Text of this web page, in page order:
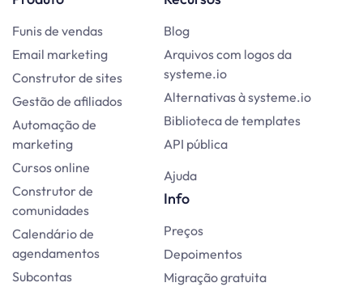
Funis de vendas
Email marketing
Construtor de sites
Gestão de afiliados
Automação de
marketing
Cursos online
Construtor de
comunidades
Calendário de
agendamentos
Subcontas
Blog
Arquivos com logos da
systeme.io
Alternativas à systeme.io
Biblioteca de templates
API pública
Ajuda
Info
Preços
Depoimentos
Migração gratuita